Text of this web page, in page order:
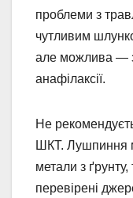
проблеми з
чутливим
але можлива —
анафілаксії.
Не
ШКТ. Лушпиння
метали з
перевірені